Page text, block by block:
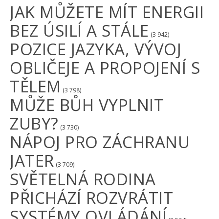
JAK MŮŽETE MÍT ENERGII
BEZ ÚSILÍ A STÁLE (3 942)
POZICE JAZYKA, VÝVOJ
OBLIČEJE A PROPOJENÍ S
TĚLEM (3 798)
MŮŽE BŮH VYPLNIT
ZUBY? (3 730)
NÁPOJ PRO ZÁCHRANU
JATER (3 709)
SVĚTELNÁ RODINA
PŘICHÁZÍ ROZVRÁTIT